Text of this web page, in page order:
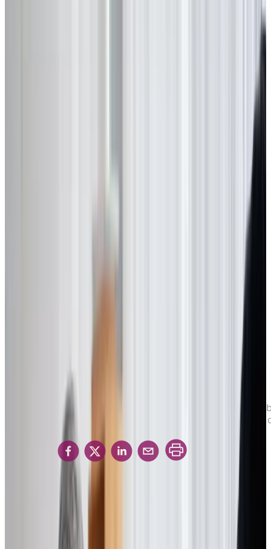
L’abordabilité
L’abordabilité de la vie en
résidence : guide complet